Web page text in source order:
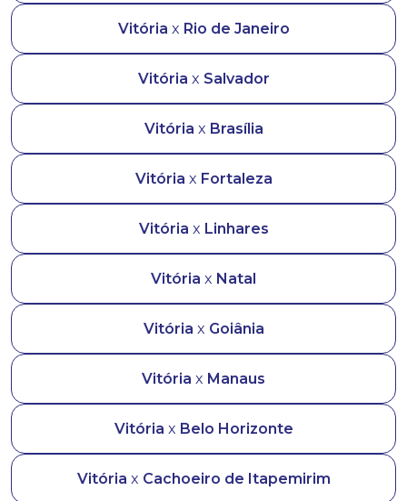
Vitória x Rio de Janeiro
Vitória x Salvador
Vitória x Brasília
Vitória x Fortaleza
Vitória x Linhares
Vitória x Natal
Vitória x Goiânia
Vitória x Manaus
Vitória x Belo Horizonte
Vitória x Cachoeiro de Itapemirim